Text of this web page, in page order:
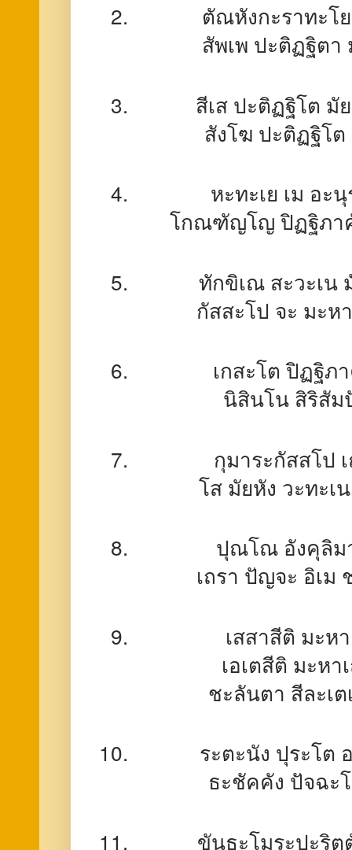
ตัณหังกะราทะโ
สัพเพ ปะติฏฐิตา
สีเส ปะติฏฐิโต มั
สังโฆ ปะติฏฐิโ
หะทะเย เม อะ
โกณฑัญโญ ปิฏฐิภาคั
ทักขิเณ สะวะเน
กัสสะโป จะ มะห
เกสะโต ปิฏฐิภ
นิสินโน สิริสัม
กุมาระกัสสโป
โส มัยหัง วะทะ
ปุณโณ อังคุลิม
เถรา ปัญจะ อิเม
เสสาสีติ มะห
เอเตสีติ มะห
ชะลันตา สีละเ
ระตะนัง ปุระโต
ธะชัคคัง ปัจฉะ
ขันธะโมระปะริ